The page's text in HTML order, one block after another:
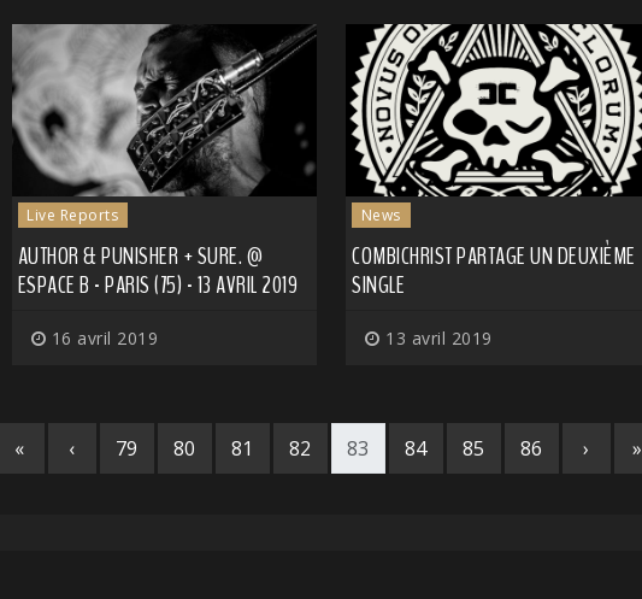
Live Reports
AUTHOR & PUNISHER + SURE. @
ESPACE B - PARIS (75) - 13 AVRIL 2019
16 avril 2019
News
COMBICHRIST PARTAGE UN DEUXIÈME
SINGLE
13 avril 2019
« ‹ 79 80 81 82 83 84 85 86 › »